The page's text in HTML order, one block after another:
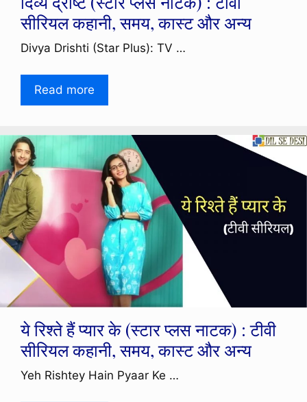
सीरियल कहानी, समय, कास्ट और अन्य
Divya Drishti (Star Plus): TV …
Read more
ये रिश्ते हैं प्यार के (स्टार प्लस नाटक) : टीवी
सीरियल कहानी, समय, कास्ट और अन्य
Yeh Rishtey Hain Pyaar Ke …